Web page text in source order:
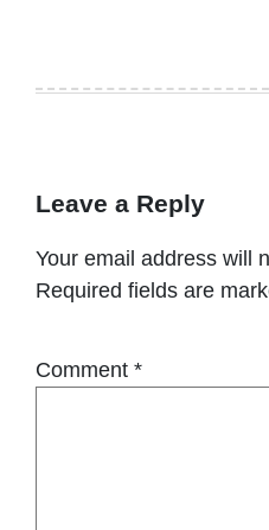
Leave a Reply
Your email address will
Required fields are
Comment *